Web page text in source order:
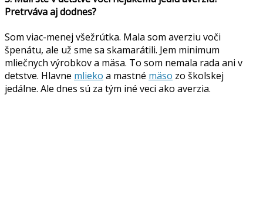
Pretrváva aj dodnes?
Som viac-menej všežrútka. Mala som averziu voči
špenátu, ale už sme sa skamarátili. Jem minimum
mliečnych výrobkov a mäsa. To som nemala rada ani v
detstve. Hlavne mlieko a mastné mäso zo školskej
jedálne. Ale dnes sú za tým iné veci ako averzia.